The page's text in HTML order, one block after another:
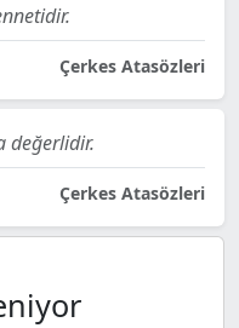
Çerkes Atasözleri
değerlidir.
Çerkes Atasözleri